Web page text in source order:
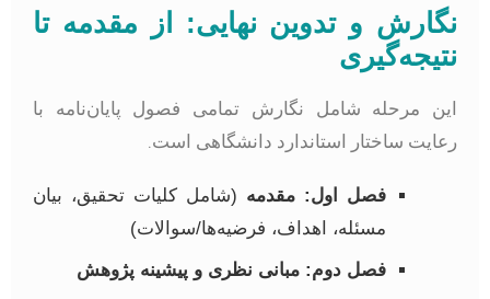
نگارش و تدوین نهایی: از مقدمه تا
نتیجه‌گیری
این مرحله شامل نگارش تمامی فصول پایان‌نامه با
رعایت ساختار استاندارد دانشگاهی است.
فصل اول: مقدمه(شامل کلیات تحقیق، بیان
مسئله، اهداف، فرضیه‌ها/سوالات)
فصل دوم: مبانی نظری و پیشینه پژوهش